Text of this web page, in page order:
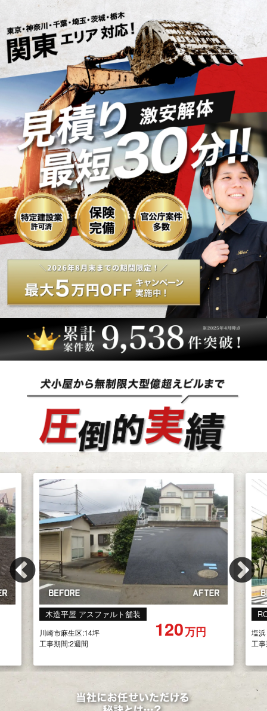
激安解体！関東エリア対応・見積もり最短30分・最大5万円
Previous
RC造
塩浜
工事期間:7ヶ月
1億円
新
工